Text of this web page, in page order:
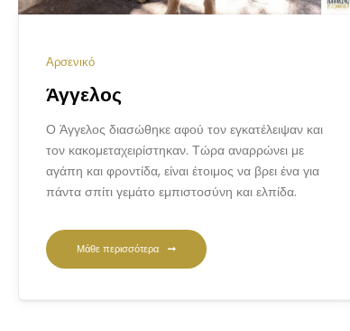
Αρσενικό
Άγγελος
Ο Άγγελος διασώθηκε αφού τον εγκατέλειψαν και
τον κακομεταχειρίστηκαν. Τώρα αναρρώνει με
αγάπη και φροντίδα, είναι έτοιμος να βρει ένα για
πάντα σπίτι γεμάτο εμπιστοσύνη και ελπίδα.
Μάθε περισσότερα